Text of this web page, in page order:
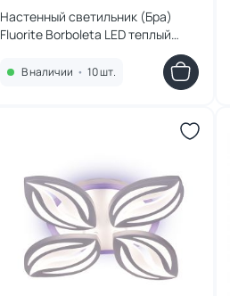
Настенный светильник (Бра)
Fluorite Borboleta LED теплый
свет (3000K) FL1103-1W3 золото
В наличии • 10 шт.